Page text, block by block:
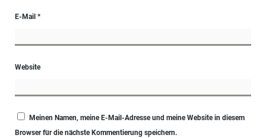
E-Mail *
Website
Meinen Namen, meine E-Mail-Adresse und meine Website in diesem
Browser für die nächste Kommentierung speichern.